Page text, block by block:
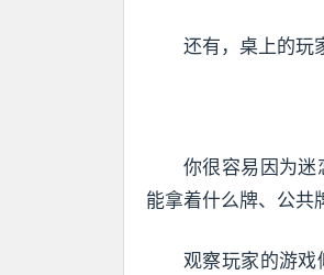
还有，桌上的玩
你很容易因为
能拿着什么牌、公共
观察玩家的游